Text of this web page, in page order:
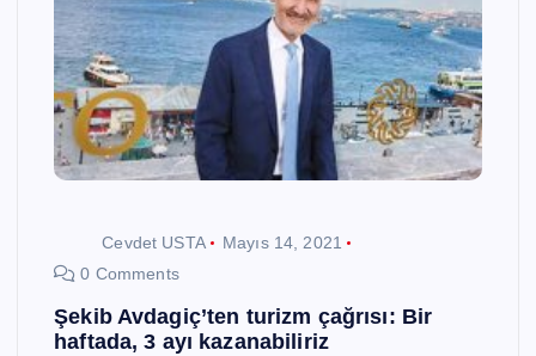
Cevdet USTA
Mayıs 14, 2021
0 Comments
Şekib Avdagiç’ten turizm çağrısı: Bir
haftada, 3 ayı kazanabiliriz